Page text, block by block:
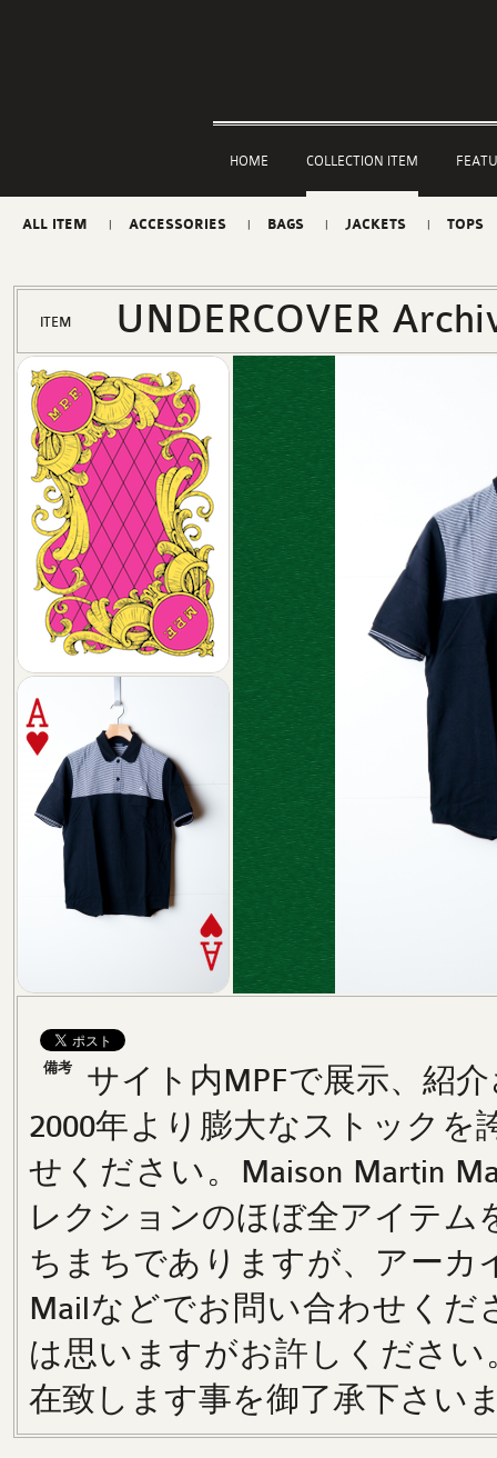
HOME COLLECTION ITEM
ALL ITEM ACCESSORIES BAGS JACKETS TOPS
ITEM UNDERCOVER
備考
サイト内MPFで展示、紹
2000年より膨大なストック
せください。Maison Martin
レクションのほぼ全アイテム
ちまちでありますが、アーカ
Mailなどでお問い合わせくだ
は思いますがお許しくださ
在致します事を御了承下さい